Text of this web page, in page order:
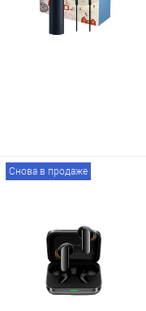
Снова в продаже